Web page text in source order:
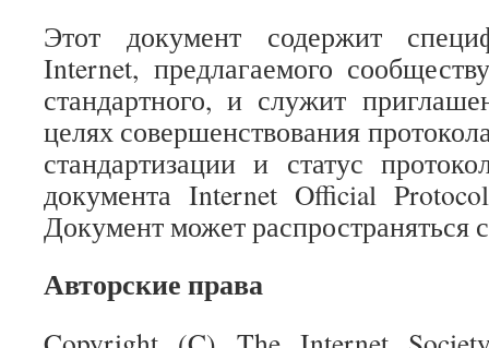
Этот документ содержит
Internet, предлагаемого
стандартного, и служит
целях совершенствования
стандартизации и статус
документа Internet Official
Документ может распространяться
Авторские права